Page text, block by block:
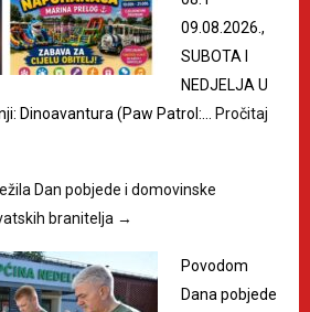
09.08.2026.,
SUBOTA I
NEDJELJA U
Dinoavantura (Paw Patrol:… Pročitaj
Dan pobjede i domovinske
branitelja →
Povodom
Dana pobjede